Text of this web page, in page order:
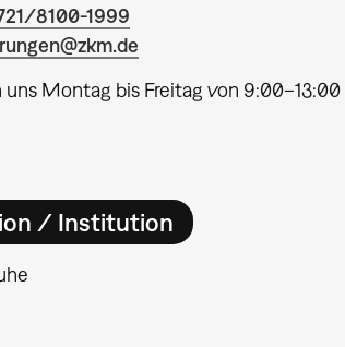
8100-1999
uns Montag bis Freitag von
/ Institution